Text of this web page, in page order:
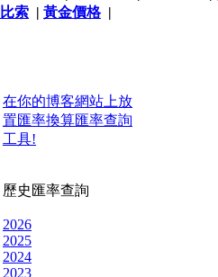
比索 | 黃金價格|
在你的博客網站上放
置匯率換算匯率查詢
工具!
歷史匯率查詢
2026
2025
2024
2023